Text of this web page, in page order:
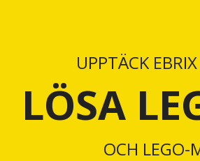
UPPTÄCK
LÖSA
OCH LEGO-